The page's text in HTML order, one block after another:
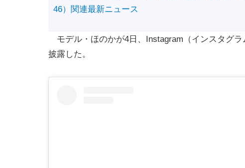
46）関連最新ニュース
モデル・ほのかが4日、Instagram（インスタグ
披露した。